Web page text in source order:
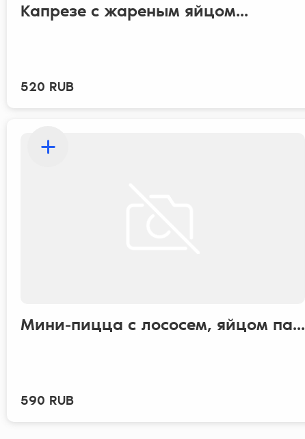
Капрезе с жареным яйцом...
520 RUB
Мини-пицца с лососем, яйцом па...
590 RUB